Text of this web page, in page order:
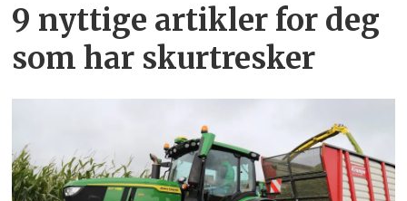
9 nyttige artikler for deg
som har skurtresker